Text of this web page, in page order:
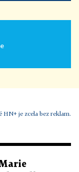
HN+ je zcela bez reklam.